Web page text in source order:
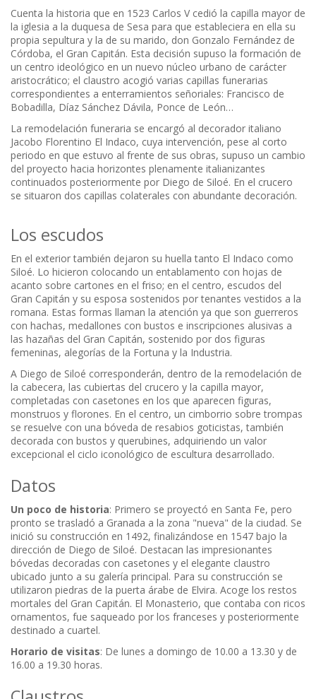
Cuenta la historia que en 1523 Carlos V cedió la capilla mayor de
la iglesia a la duquesa de Sesa para que estableciera en ella su
propia sepultura y la de su marido, don Gonzalo Fernández de
Córdoba, el Gran Capitán. Esta decisión supuso la formación de
un centro ideológico en un nuevo núcleo urbano de carácter
aristocrático; el claustro acogió varias capillas funerarias
correspondientes a enterramientos señoriales: Francisco de
Bobadilla, Díaz Sánchez Dávila, Ponce de León…
La remodelación funeraria se encargó al decorador italiano
Jacobo Florentino El Indaco, cuya intervención, pese al corto
periodo en que estuvo al frente de sus obras, supuso un cambio
del proyecto hacia horizontes plenamente italianizantes
continuados posteriormente por Diego de Siloé. En el crucero
se situaron dos capillas colaterales con abundante decoración.
Los escudos
En el exterior también dejaron su huella tanto El Indaco como
Siloé. Lo hicieron colocando un entablamento con hojas de
acanto sobre cartones en el friso; en el centro, escudos del
Gran Capitán y su esposa sostenidos por tenantes vestidos a la
romana. Estas formas llaman la atención ya que son guerreros
con hachas, medallones con bustos e inscripciones alusivas a
las hazañas del Gran Capitán, sostenido por dos figuras
femeninas, alegorías de la Fortuna y la Industria.
A Diego de Siloé corresponderán, dentro de la remodelación de
la cabecera, las cubiertas del crucero y la capilla mayor,
completadas con casetones en los que aparecen figuras,
monstruos y florones. En el centro, un cimborrio sobre trompas
se resuelve con una bóveda de resabios goticistas, también
decorada con bustos y querubines, adquiriendo un valor
excepcional el ciclo iconológico de escultura desarrollado.
Datos
Un poco de historia: Primero se proyectó en Santa Fe, pero
pronto se trasladó a Granada a la zona "nueva" de la ciudad. Se
inició su construcción en 1492, finalizándose en 1547 bajo la
dirección de Diego de Siloé. Destacan las impresionantes
bóvedas decoradas con casetones y el elegante claustro
ubicado junto a su galería principal. Para su construcción se
utilizaron piedras de la puerta árabe de Elvira. Acoge los restos
mortales del Gran Capitán. El Monasterio, que contaba con ricos
ornamentos, fue saqueado por los franceses y posteriormente
destinado a cuartel.
Horario de visitas: De lunes a domingo de 10.00 a 13.30 y de
16.00 a 19.30 horas.